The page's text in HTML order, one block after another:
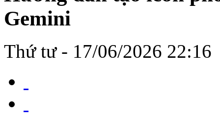
Gemini
Thứ tư - 17/06/2026 22:16